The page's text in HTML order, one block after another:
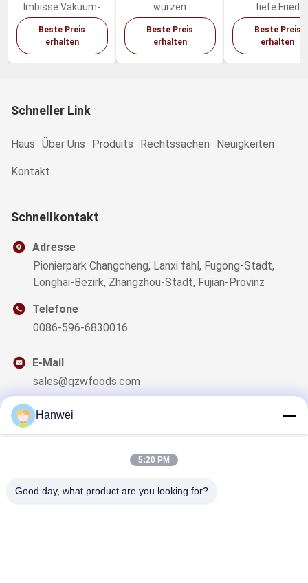
Imbisse Vakuum-
Fried Dried Fruits
Vegetables Mixeds
Beste Preis
erhalten
würzen
Trockenfrüchte-
Gemüse würzige
Lotus Root Snacks
Beste Preis
erhalten
tiefe Fried
Mushrooms
Healthy
Beste Preis
erhalten
Schneller Link
Haus Über Uns Produits Rechtssachen Neuigkeiten
Kontakt
Schnellkontakt
Adresse
Pionierpark Changcheng, Lanxi fahl, Fugong-Stadt,
Longhai-Bezirk, Zhangzhou-Stadt, Fujian-Provinz
Telefone
0086-596-6830016
E-Mail
sales@qzwfoods.com
Hanwei
5:20 PM
Good day, what product are you looking for?